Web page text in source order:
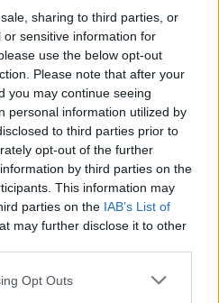
sharing to third parties, or
sensitive information for
use the below opt-out
Please note that after your
you may continue seeing
personal information utilized by
to third parties prior to
opt-out of the further
by third parties on the
This information may
parties on the IAB’s List of
may further disclose it to other
app uses one or more Google
Opt Outs
δεν είχαν
γιατί αυτό έγινε
ενημέρωσα ότι την
στο σχολείο. Ήρθε το
και την καθησύχασα.
τα ονόματα των
ονόματα και πήγα στο
το ένα παιδί τα
τα γυαλιά τα είχε